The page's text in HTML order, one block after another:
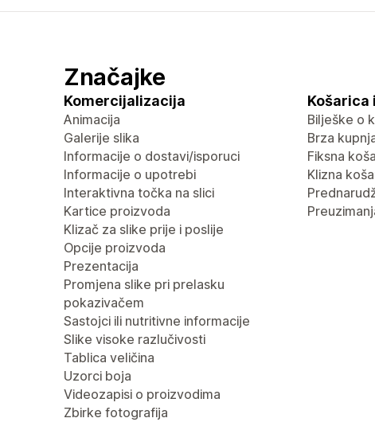
Značajke
Komercijalizacija
Animacija
Galerije slika
Informacije o dostavi/isporuci
Informacije o upotrebi
Interaktivna točka na slici
Kartice proizvoda
Klizač za slike prije i poslije
Opcije proizvoda
Prezentacija
Promjena slike pri prelasku
pokazivačem
Sastojci ili nutritivne informacije
Slike visoke razlučivosti
Tablica veličina
Uzorci boja
Videozapisi o proizvodima
Zbirke fotografija
Košarica
Bilješke o
Brza
Fiksna
Klizna